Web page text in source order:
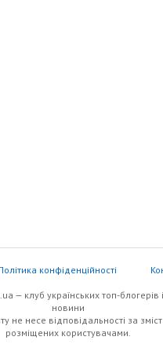
конфіденційності
— клуб українських топ-
новини
не несе відповідальності за
розміщених користувачами.